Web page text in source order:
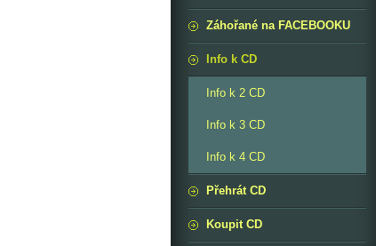
Záhořané na FACEBOOKU
Info k CD
Info k 2 CD
Info k 3 CD
Info k 4 CD
Přehrát CD
Koupit CD